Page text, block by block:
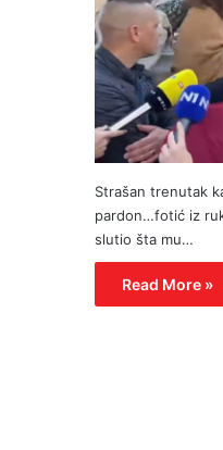
Strašan trenutak
pardon…fotić iz
slutio šta mu…
Read More »